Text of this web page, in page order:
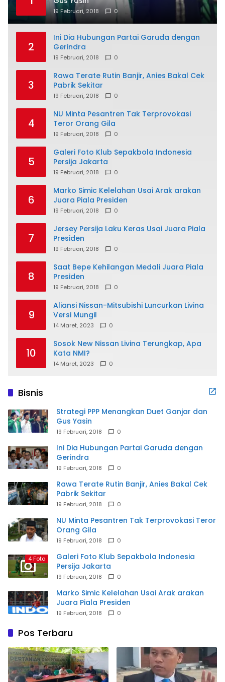
19 Februari, 2018 0
2
Ini Dia Hubungan Partai Garuda dengan
Gerindra
19 Februari, 2018 0
3
Rawa Terate Rutin Banjir, Anies Bakal Cek
Pabrik Sekitar
19 Februari, 2018 0
4
NU Minta Pesantren Tak Terprovokasi
Teror Orang Gila
19 Februari, 2018 0
5
Galeri Foto Klub Sepakbola Indonesia
Persija Jakarta
19 Februari, 2018 0
6
Marko Simic Kelelahan Usai Arak arakan
Juara Piala Presiden
19 Februari, 2018 0
7
Jersey Persija Laku Keras Usai Juara Piala
Presiden
19 Februari, 2018 0
8
Saat Bepe Kehilangan Medali Juara Piala
Presiden
19 Februari, 2018 0
9
Aliansi Nissan-Mitsubishi Luncurkan Livina
Versi Mungil
14 Maret, 2023 0
10
Sosok New Nissan Livina Terungkap, Apa
Kata NMI?
14 Maret, 2023 0
Bisnis
Strategi PPP Menangkan Duet Ganjar dan
Gus Yasin
19 Februari, 2018 0
Ini Dia Hubungan Partai Garuda dengan
Gerindra
19 Februari, 2018 0
Rawa Terate Rutin Banjir, Anies Bakal Cek
Pabrik Sekitar
19 Februari, 2018 0
NU Minta Pesantren Tak Terprovokasi Teror
Orang Gila
19 Februari, 2018 0
4 Foto
Galeri Foto Klub Sepakbola Indonesia
Persija Jakarta
19 Februari, 2018 0
Marko Simic Kelelahan Usai Arak arakan
Juara Piala Presiden
19 Februari, 2018 0
Pos Terbaru